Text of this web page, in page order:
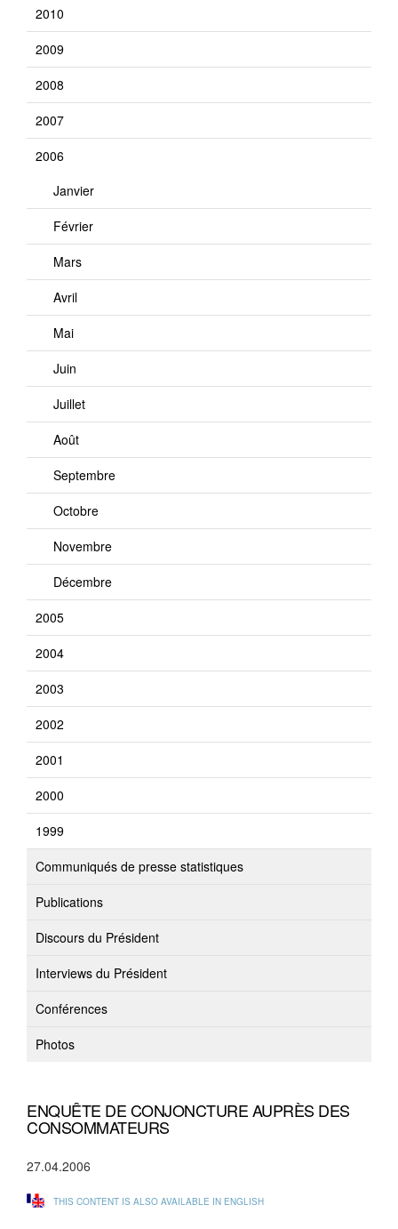
2010
2009
2008
2007
2006
Janvier
Février
Mars
Avril
Mai
Juin
Juillet
Août
Septembre
Octobre
Novembre
Décembre
2005
2004
2003
2002
2001
2000
1999
Communiqués de presse statistiques
Publications
Discours du Président
Interviews du Président
Conférences
Photos
ENQUÊTE DE CONJONCTURE AUPRÈS DES
CONSOMMATEURS
27.04.2006
THIS CONTENT IS ALSO AVAILABLE IN ENGLISH